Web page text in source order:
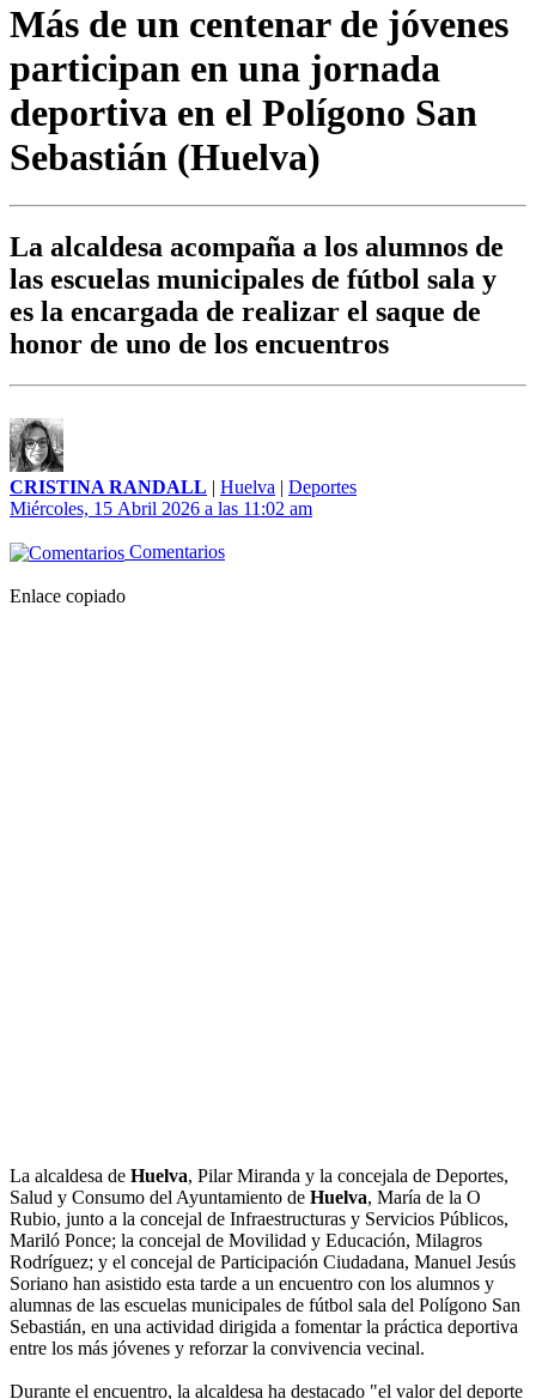
Más de un centenar de jóvenes
participan en una jornada
deportiva en el Polígono San
Sebastián (Huelva)
La alcaldesa acompaña a los alumnos de
las escuelas municipales de fútbol sala y
es la encargada de realizar el saque de
honor de uno de los encuentros
CRISTINA RANDALL | Huelva | Deportes
Miércoles, 15 Abril 2026 a las 11:02 am
Comentarios
Enlace copiado
La alcaldesa de Huelva, Pilar Miranda y la concejala de Deportes,
Salud y Consumo del Ayuntamiento de Huelva, María de la O
Rubio, junto a la concejal de Infraestructuras y Servicios Públicos,
Mariló Ponce; la concejal de Movilidad y Educación, Milagros
Rodríguez; y el concejal de Participación Ciudadana, Manuel Jesús
Soriano han asistido esta tarde a un encuentro con los alumnos y
alumnas de las escuelas municipales de fútbol sala del Polígono San
Sebastián, en una actividad dirigida a fomentar la práctica deportiva
entre los más jóvenes y reforzar la convivencia vecinal.
Durante el encuentro, la alcaldesa ha destacado "el valor del deporte